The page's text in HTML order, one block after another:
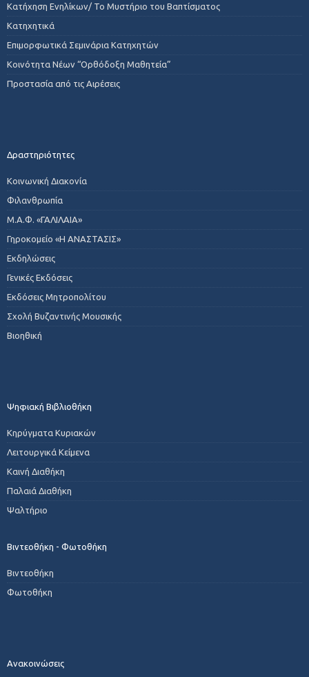
Κατήχηση Ενηλίκων/ Το Μυστήριο του Βαπτίσματος
Κατηχητικά
Επιμορφωτικά Σεμινάρια Κατηχητών
Κοινότητα Νέων “Ορθόδοξη Μαθητεία”
Προστασία από τις Αιρέσεις
Δραστηριότητες
Κοινωνική Διακονία
Φιλανθρωπία
Μ.Α.Φ. «ΓΑΛΙΛΑΙΑ»
Γηροκομείο «Η ΑΝΑΣΤΑΣΙΣ»
Εκδηλώσεις
Γενικές Εκδόσεις
Εκδόσεις Μητροπολίτου
Σχολή Βυζαντινής Μουσικής
Βιοηθική
Ψηφιακή Βιβλιοθήκη
Κηρύγματα Κυριακών
Λειτουργικά Κείμενα
Καινή Διαθήκη
Παλαιά Διαθήκη
Ψαλτήριο
Βιντεοθήκη - Φωτοθήκη
Βιντεοθήκη
Φωτοθήκη
Ανακοινώσεις